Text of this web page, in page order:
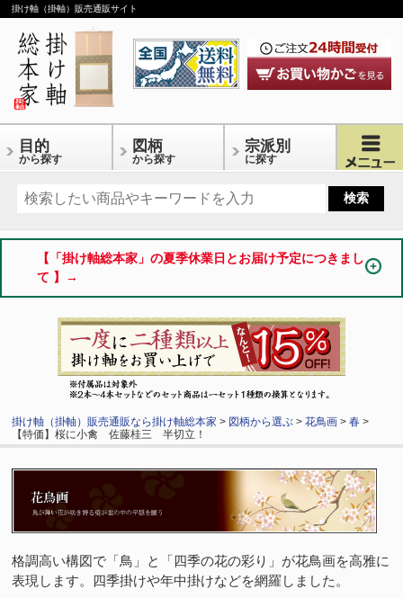
掛け軸（掛軸）販売通販サイト
目的
から探す
図柄
から探す
宗派別
に探す
【「掛け軸総本家」の夏季休業日とお届け予定につきまし
て 】→
掛け軸（掛軸）販売通販なら掛け軸総本家 > 図柄から選ぶ >花鳥画 >春 >
【特価】桜に小禽 佐藤桂三 半切立！
格調高い構図で「鳥」と「四季の花の彩り」が花鳥画を高雅に
表現します。四季掛けや年中掛けなどを網羅しました。